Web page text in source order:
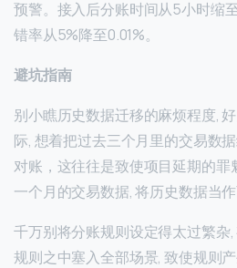
预警。接入后分账时间从5小时缩
错率从5%降至0.01%。
避坑指南
别小瞧历史数据迁移的麻烦程度,
际, 想着把过去三个月里的交易数
对账，这往往是致使项目延期的罪
一个月的交易数据, 将历史数据当
千万别将分账规则设定得太过繁杂
规则之中塞入全部场景, 致使规则